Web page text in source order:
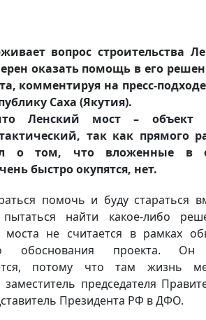
вопрос строительства
оказать помощь в его
комментируя на пресс-
Саха (Якутия).
Ленский мост – объект
так как прямого
о том, что вложенные в
быстро окупятся, нет.
помочь и буду стараться
найти какое-либо
не считается в рамках
обоснования проекта. Он
потому что там жизнь
председателя
Президента РФ в ДФО.